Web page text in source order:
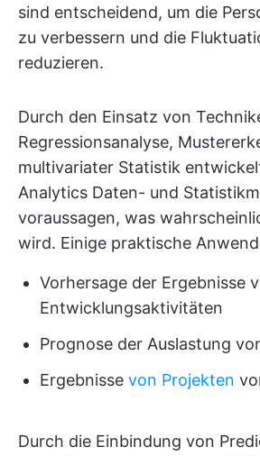
sind entscheidend, um die
zu verbessern und die
reduzieren.
Durch den Einsatz von
Regressionsanalyse,
multivariater Statistik
Analytics Daten- und
voraussagen, was
wird. Einige praktische
Vorhersage der Ergebnisse
Entwicklungsaktivitäten
Prognose der Auslastung
Ergebnisse von Projekten
Durch die Einbindung von